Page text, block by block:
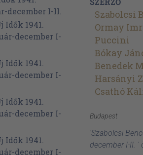
Szabolcsi
Ormay
Puccini
Bókay
Benedek
Harsányi
Csathó
Budapest
'Szabolcsi
december I-II. '